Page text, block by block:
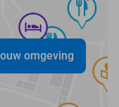
omgeving